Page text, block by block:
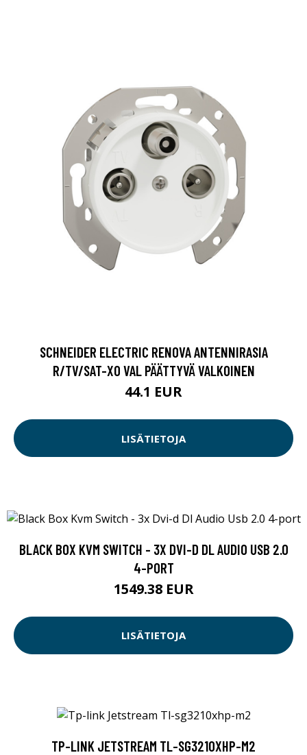
SCHNEIDER ELECTRIC RENOVA ANTENNIRASIA
R/TV/SAT-X0 VAL PÄÄTTYVÄ VALKOINEN
44.1 EUR
LISÄTIETOJA
BLACK BOX KVM SWITCH - 3X DVI-D DL AUDIO USB 2.0
4-PORT
1549.38 EUR
LISÄTIETOJA
TP-LINK JETSTREAM TL-SG3210XHP-M2